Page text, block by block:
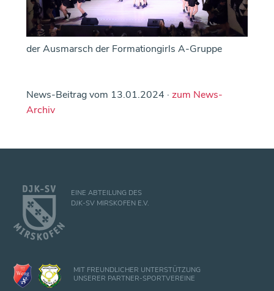
der Ausmarsch der Formationgirls A-Gruppe
News-Beitrag vom 13.01.2024 · zum News-
Archiv
EINE ABTEILUNG DES
DJK-SV MIRSKOFEN E.V.
MIT FREUNDLICHER UNTERSTÜTZUNG
UNSERER PARTNER-SPORTVEREINE